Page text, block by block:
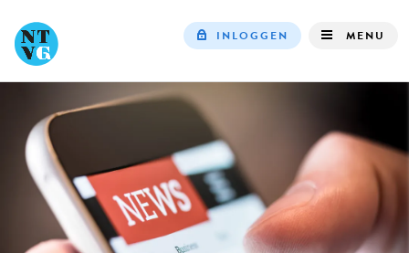
INLOGGEN MENU